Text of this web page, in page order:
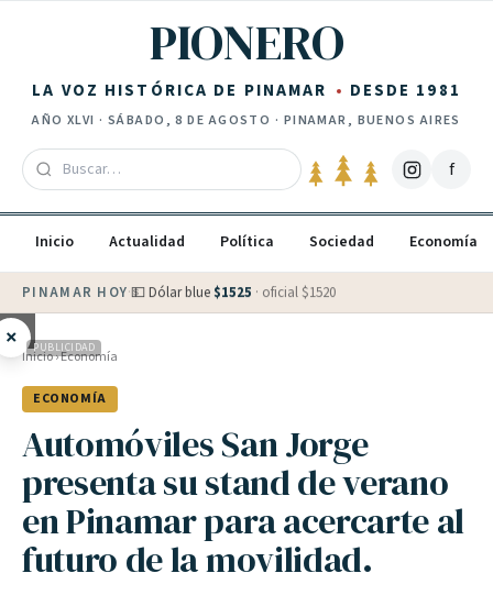
PIONERO
LA VOZ HISTÓRICA DE PINAMAR DESDE 1981
AÑO XLVI · SÁBADO, 8 DE AGOSTO · PINAMAR, BUENOS AIRES
f
Inicio Actualidad Política Sociedad Economía
PINAMAR HOY·💵 Dólar blue $1525 · oficial $1520
× PUBLICIDAD
Inicio›Economía
ECONOMÍA
Automóviles San Jorge
presenta su stand de verano
en Pinamar para acercarte al
futuro de la movilidad.